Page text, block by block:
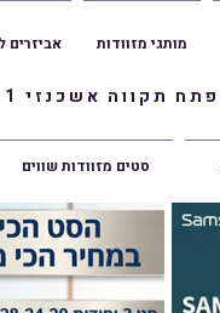
אביזרים מותגי מזוודות
סטים מזוודות שווים